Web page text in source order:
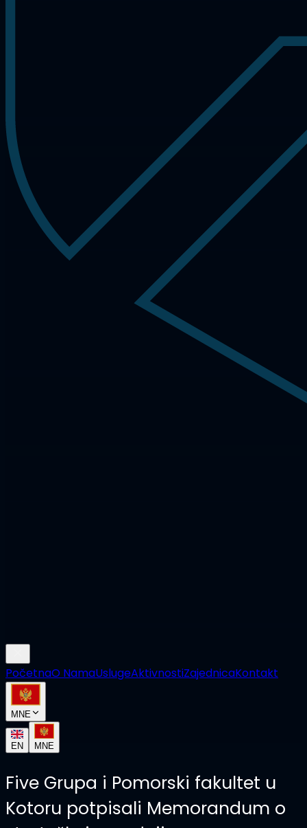
PočetnaO NamaUslugeAktivnostiZajednicaKontakt
MNE
EN MNE
Five Grupa i Pomorski fakultet u
Kotoru potpisali Memorandum o